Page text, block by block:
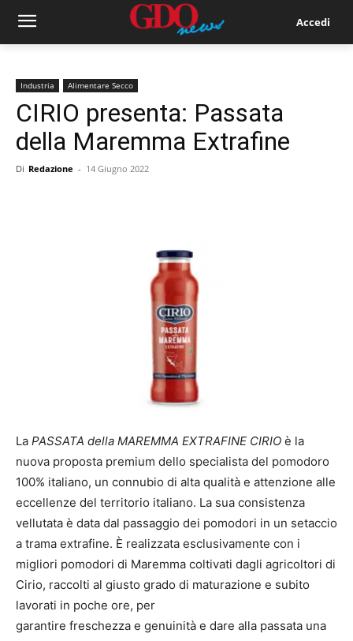
Accedi
Industria Alimentare Secco
CIRIO presenta: Passata
della Maremma Extrafine
Di Redazione - 14 Giugno 2022
La PASSATA della MAREMMA EXTRAFINE CIRIO è la
nuova proposta premium dello specialista del pomodoro
100% italiano, un connubio di alta qualità e attenzione alle
eccellenze del territorio italiano. La sua consistenza
vellutata è data dal passaggio dei pomodori in un setaccio
a trama extrafine. È realizzata esclusivamente con i
migliori pomodori di Maremma coltivati dagli agricoltori di
Cirio, raccolti al giusto grado di maturazione e subito
lavorati in poche ore, per
garantire freschezza e genuinità e dare alla passata una